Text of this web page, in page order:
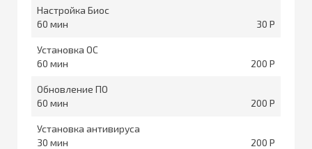
Настройка Биос
60
30
Установка ОС
60
200
Обновление ПО
60
200
Установка антивируса
30
200